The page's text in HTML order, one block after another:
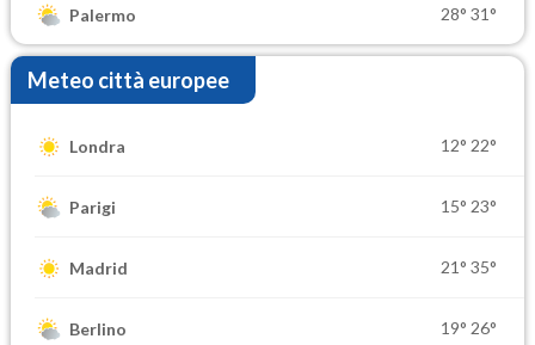
Palermo 28° 31°
Meteo città europee
Londra 12° 22°
Parigi 15° 23°
Madrid 21° 35°
Berlino 19° 26°